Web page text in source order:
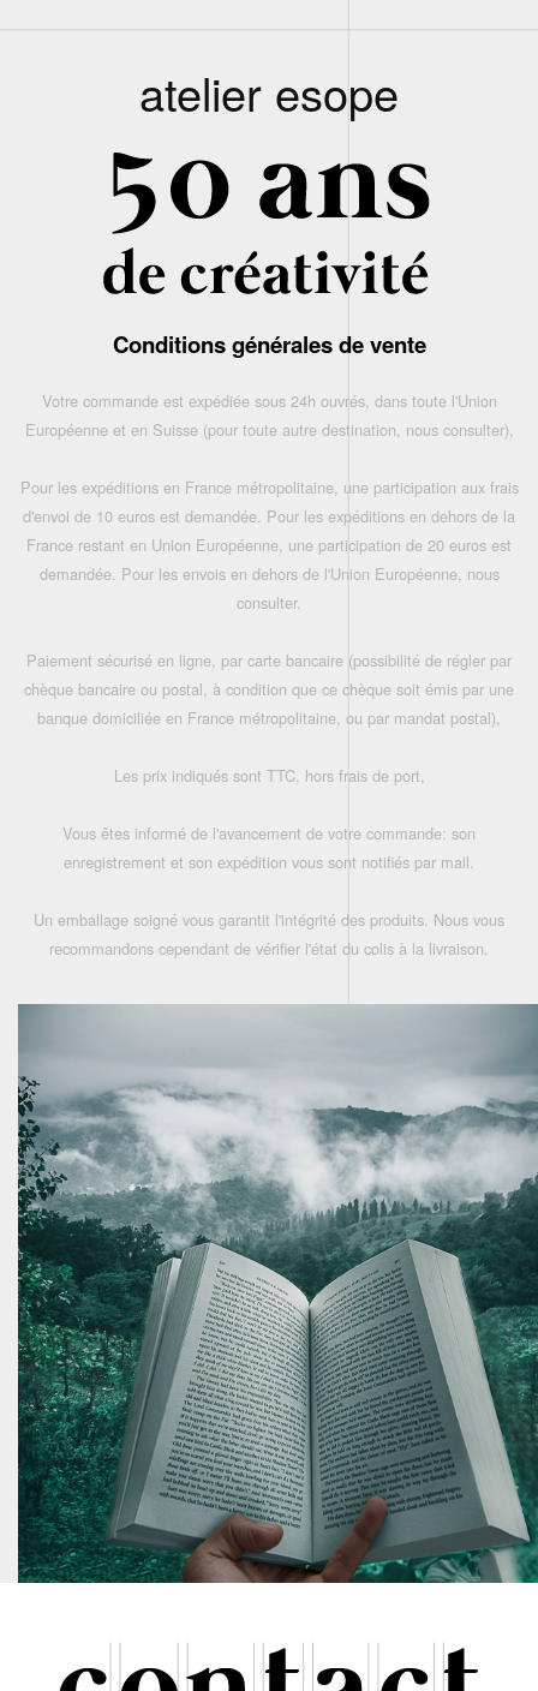
atelier esope
Conditions générales de vente
Votre commande est expédiée sous 24h ouvrés, dans toute l'Union
Européenne et en Suisse (pour toute autre destination, nous consulter),
Pour les expéditions en France métropolitaine, une participation aux frais
d'envoi de 10 euros est demandée. Pour les expéditions en dehors de la
France restant en Union Européenne, une participation de 20 euros est
demandée. Pour les envois en dehors de l'Union Européenne, nous
consulter.
Paiement sécurisé en ligne, par carte bancaire (possibilité de régler par
chèque bancaire ou postal, à condition que ce chèque soit émis par une
banque domiciliée en France métropolitaine, ou par mandat postal),
Les prix indiqués sont TTC, hors frais de port,
Vous êtes informé de l'avancement de votre commande: son
enregistrement et son expédition vous sont notifiés par mail.
Un emballage soigné vous garantit l'intégrité des produits. Nous vous
recommandons cependant de vérifier l'état du colis à la livraison.